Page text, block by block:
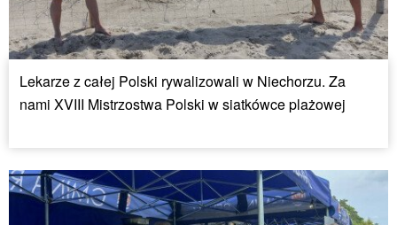
Lekarze z całej Polski rywalizowali w Niechorzu. Za
nami XVIII Mistrzostwa Polski w siatkówce plażowej